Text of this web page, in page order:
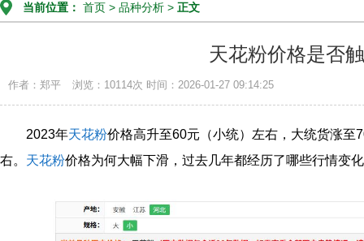
当前位置： 首页 > 品种分析 > 正文
天花粉价格是否
作者：郑平 浏览：10114次 时间：2026-01-27 09:14:25
2023年天花粉价格高升至60元（小统）左右，大统货涨至
右。 天花粉价格为何大幅下滑，过去几年都经历了哪些行情变